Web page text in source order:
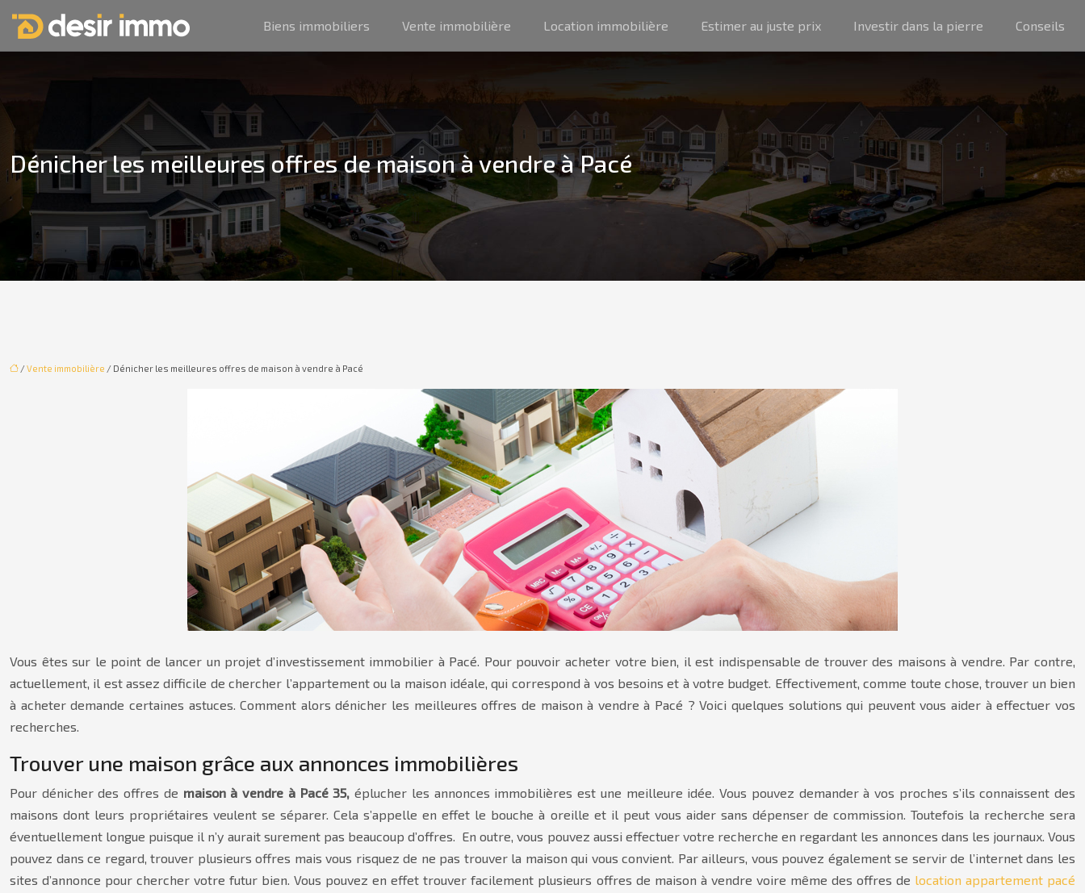
Biens immobiliers Vente immobilière Location immobilière Estimer au juste prix Investir dans la pierre Conseils
Dénicher les meilleures offres de maison à vendre à Pacé
/Vente immobilière / Dénicher les meilleures offres de maison à vendre à Pacé
Vous êtes sur le point de lancer un projet d’investissement immobilier à Pacé. Pour pouvoir acheter votre bien, il est indispensable de trouver des maisons à vendre. Par contre,
actuellement, il est assez difficile de chercher l’appartement ou la maison idéale, qui correspond à vos besoins et à votre budget. Effectivement, comme toute chose, trouver un bien
à acheter demande certaines astuces. Comment alors dénicher les meilleures offres de maison à vendre à Pacé ? Voici quelques solutions qui peuvent vous aider à effectuer vos
recherches.
Trouver une maison grâce aux annonces immobilières
Pour dénicher des offres de maison à vendre à Pacé 35,éplucher les annonces immobilières est une meilleure idée. Vous pouvez demander à vos proches s’ils connaissent des
maisons dont leurs propriétaires veulent se séparer. Cela s’appelle en effet le bouche à oreille et il peut vous aider sans dépenser de commission. Toutefois la recherche sera
éventuellement longue puisque il n’y aurait surement pas beaucoup d’offres. En outre, vous pouvez aussi effectuer votre recherche en regardant les annonces dans les journaux. Vous
pouvez dans ce regard, trouver plusieurs offres mais vous risquez de ne pas trouver la maison qui vous convient. Par ailleurs, vous pouvez également se servir de l’internet dans les
sites d’annonce pour chercher votre futur bien. Vous pouvez en effet trouver facilement plusieurs offres de maison à vendre voire même des offres de location appartement pacé